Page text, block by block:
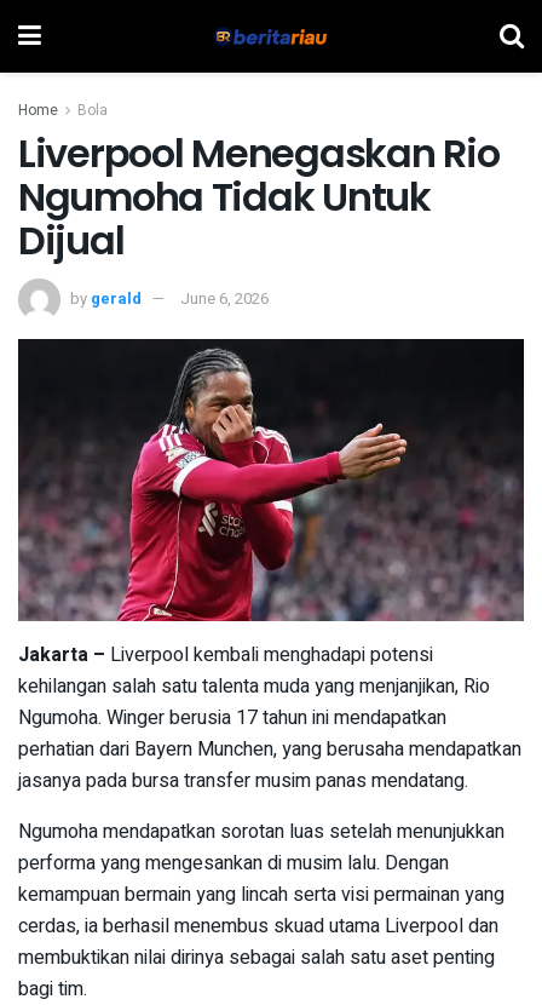
Home Bola
Liverpool Menegaskan Rio
Ngumoha Tidak Untuk
Dijual
by gerald June 6, 2026
Jakarta – Liverpool kembali menghadapi potensi
kehilangan salah satu talenta muda yang menjanjikan, Rio
Ngumoha. Winger berusia 17 tahun ini mendapatkan
perhatian dari Bayern Munchen, yang berusaha mendapatkan
jasanya pada bursa transfer musim panas mendatang.
Ngumoha mendapatkan sorotan luas setelah menunjukkan
performa yang mengesankan di musim lalu. Dengan
kemampuan bermain yang lincah serta visi permainan yang
cerdas, ia berhasil menembus skuad utama Liverpool dan
membuktikan nilai dirinya sebagai salah satu aset penting
bagi tim.